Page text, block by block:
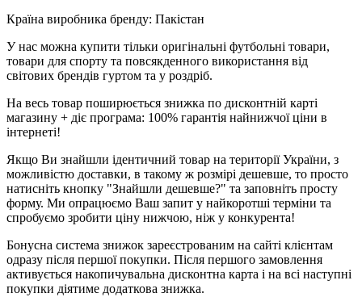
Країна виробника бренду: Пакістан
У нас можна купити тільки оригінальні футбольні товари,
товари для спорту та повсякденного використання від
світових брендів гуртом та у роздріб.
На весь товар поширюється знижка по дисконтній карті
магазину + діє програма: 100% гарантія найнижчої ціни в
інтернеті!
Якщо Ви знайшли ідентичний товар на території України, з
можливістю доставки, в такому ж розмірі дешевше, то просто
натисніть кнопку "Знайшли дешевше?" та заповніть просту
форму. Ми опрацюємо Ваш запит у найкоротші терміни та
спробуємо зробити ціну нижчою, ніж у конкурента!
Бонусна система знижок зареєстрованим на сайті клієнтам
одразу після першої покупки. Після першого замовлення
активується накопичувальна дисконтна карта і на всі наступні
покупки діятиме додаткова знижка.